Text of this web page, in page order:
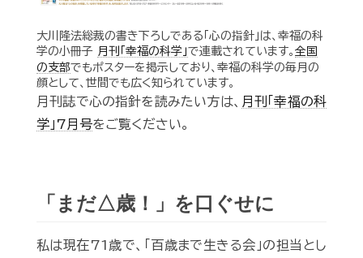
大川隆法総裁の書き下ろしである「心の指針」は、幸福の科
学の小冊子 月刊「幸福の科学」で連載されています。 全国
の支部でもポスターを掲示しており、幸福の科学の毎月の
顔として、世間でも広く知られています。
月刊誌で心の指針を読みたい方は、 月刊「幸福の科
学」7月号をご覧ください。
「まだ△歳！」を口ぐせに
私は現在71歳で、「百歳まで生きる会」の担当とし